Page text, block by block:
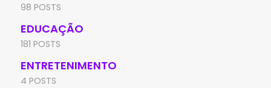
98 POSTS
EDUCAÇÃO
181 POSTS
ENTRETENIMENTO
4 POSTS